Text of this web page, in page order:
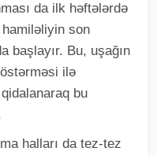
da ilk həftələrdə
son
başlayır. Bu, uşağın
ilə
bu
halları da tez-tez